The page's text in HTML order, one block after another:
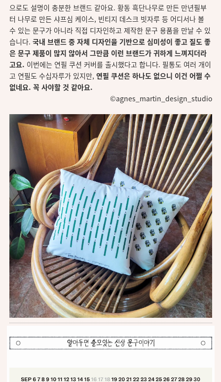
으로도 설명이 충분한 브랜드 같아요. 황동 흑단나무로 만든 만년필부
터 나무로 만든 샤프심 케이스, 빈티지 데스크 빗자루 등 어디서나 볼
수 있는 문구가 아니라 직접 디자인하고 제작한 문구 용품을 만날 수 있
습니다. 국내 브랜드 중 자체 디자인을 기반으로 심미성이 좋고 질도 좋
은 문구 제품이 많지 않아서 그만큼 이런 브랜드가 귀하게 느껴지더라
고요. 이번에는 연필 쿠션 커버를 출시했다고 합니다. 필통도 여러 개이
고 연필도 수십자루가 있지만, 연필 쿠션은 하나도 없으니 이건 어쩔 수
없네요. 꼭 사야할 것 같아요.
©agnes_martin_design_studio